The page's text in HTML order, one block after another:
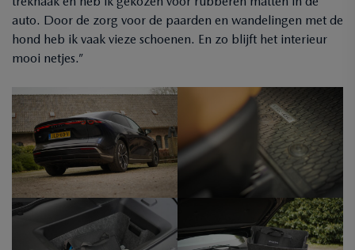
auto. Door de zorg voor de paarden en wandelingen met de
hond heb ik vaak vieze schoenen. En zo blijft het interieur
mooi netjes.”